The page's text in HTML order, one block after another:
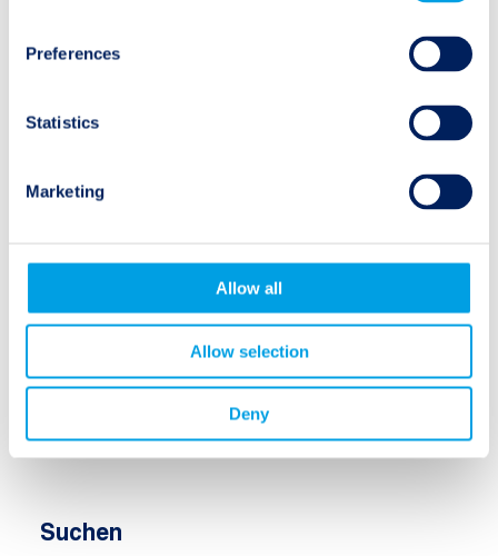
Preferences
Statistics
Marketing
Allow all
Allow selection
Deny
Update
Naturereignisse
Flächenbrände
Erdbeben
Überschwemmungen
Suchen